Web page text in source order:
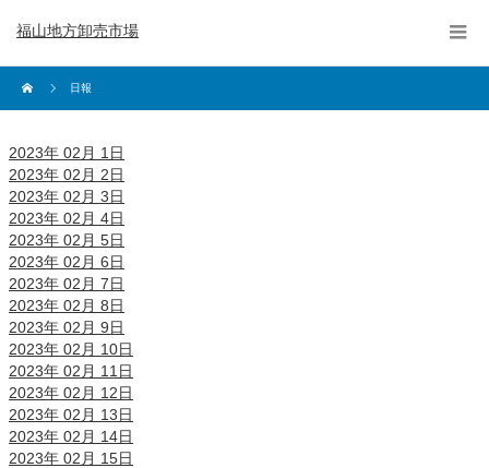
福山地方卸売市場
日報
2023年 02月 1日
2023年 02月 2日
2023年 02月 3日
2023年 02月 4日
2023年 02月 5日
2023年 02月 6日
2023年 02月 7日
2023年 02月 8日
2023年 02月 9日
2023年 02月 10日
2023年 02月 11日
2023年 02月 12日
2023年 02月 13日
2023年 02月 14日
2023年 02月 15日